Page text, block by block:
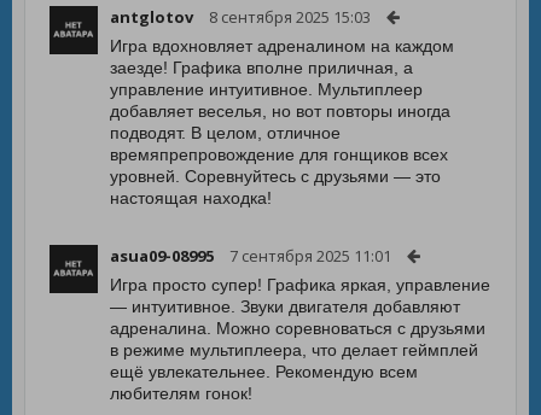
antglotov 8 сентября 2025 15:03
Игра вдохновляет адреналином на каждом
заезде! Графика вполне приличная, а
управление интуитивное. Мультиплеер
добавляет веселья, но вот повторы иногда
подводят. В целом, отличное
времяпрепровождение для гонщиков всех
уровней. Соревнуйтесь с друзьями — это
настоящая находка!
asua09-08995 7 сентября 2025 11:01
Игра просто супер! Графика яркая, управление
— интуитивное. Звуки двигателя добавляют
адреналина. Можно соревноваться с друзьями
в режиме мультиплеера, что делает геймплей
ещё увлекательнее. Рекомендую всем
любителям гонок!